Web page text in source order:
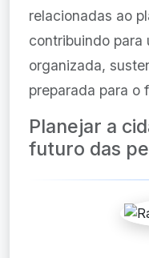
relacionadas ao
contribuindo para
organizada,
preparada para o
Planejar a
futuro das